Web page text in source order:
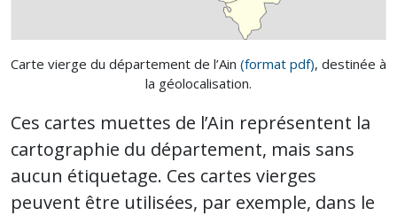
Carte vierge du département de l’Ain (format pdf), destinée à
la géolocalisation.
Ces cartes muettes de l’Ain représentent la
cartographie du département, mais sans
aucun étiquetage. Ces cartes vierges
peuvent être utilisées, par exemple, dans le